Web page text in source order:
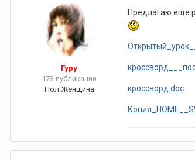
Гуру
173 публикации
Пол:Женщина
Предлагаю ещё
кроссворд.doc